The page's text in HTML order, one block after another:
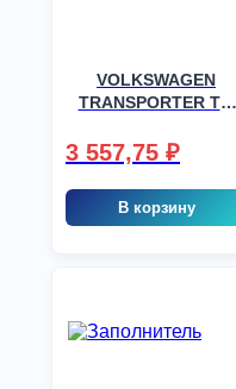
VOLKSWAGEN
TRANSPORTER T4/
MULTIVAN
2VAN,3VAN,4VAN,
шт
3 557,75 ₽
В корзину